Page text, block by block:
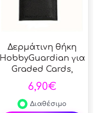
Δερμάτινη θήκη
HobbyGuardian για
Graded Cards,
Συλλογή StreetRules
για PSA, BGS Slabs,
Προστασία
6,90€
Διαθέσιμο